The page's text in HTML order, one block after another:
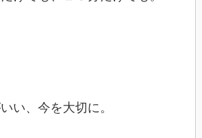
い、今を大切に。